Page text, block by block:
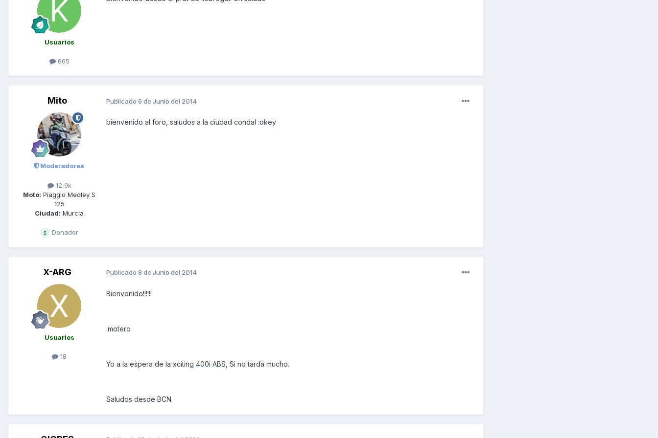
Usuarios
665
Mito
Moderadores
12,9k
Moto: Piaggio Medley S
125
Ciudad: Murcia
Donador
Publicado 6 de Junio del 2014
bienvenido al foro, saludos a la ciudad condal :okey
X-ARG
Usuarios
18
Publicado 8 de Junio del 2014
Bienvenido!!!!!!
:motero
Yo a la espera de la xciting 400i ABS, Si no tarda mucho.
Saludos desde BCN.